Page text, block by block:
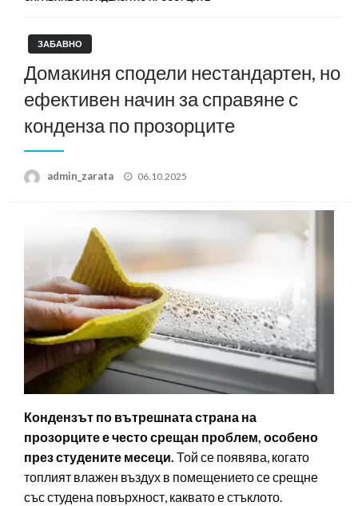
ЗАБАВНО
Домакиня сподели нестандартен, но
ефективен начин за справяне с
конденза по прозорците
admin_zarata
Posted
06.10.2025
Кондензът по вътрешната страна на
прозорците е често срещан проблем, особено
през студените месеци. Той се появява, когато
топлият влажен въздух в помещението се срещне
със студена повърхност, каквато е стъклото.